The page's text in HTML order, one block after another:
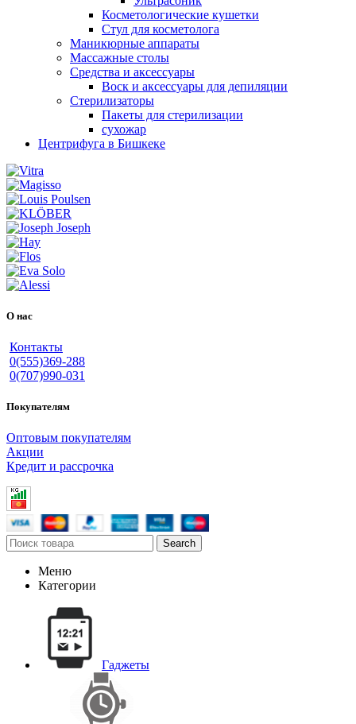
Косметологические кушетки
Стул для косметолога
Маникюрные аппараты
Массажные столы
Средства и аксессуары
Воск и аксессуары для депиляции
Стерилизаторы
Пакеты для стерилизации
сухожар
Центрифуга в Бишкеке
О нас
Контакты
0(555)369-288
0(707)990-031
Покупателям
Оптовым покупателям
Акции
Кредит и рассрочка
Search
Меню
Категории
Гаджеты